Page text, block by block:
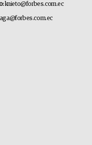
knieto@forbes.com.ec